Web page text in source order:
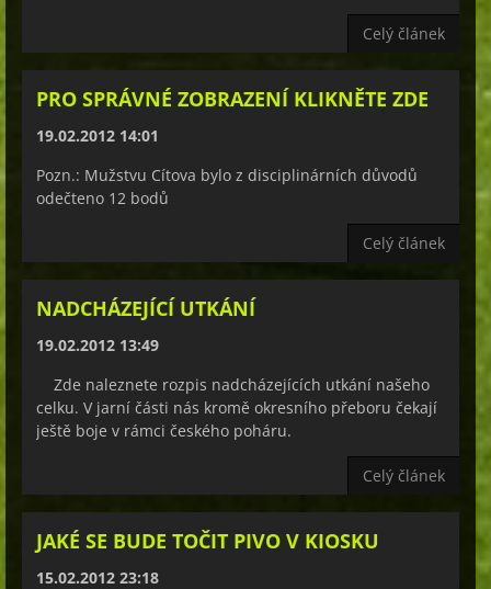
Celý článek
PRO SPRÁVNÉ ZOBRAZENÍ KLIKNĚTE ZDE
19.02.2012 14:01
Pozn.: Mužstvu Cítova bylo z disciplinárních důvodů
odečteno 12 bodů
Celý článek
NADCHÁZEJÍCÍ UTKÁNÍ
19.02.2012 13:49
Zde naleznete rozpis nadcházejících utkání našeho
celku. V jarní části nás kromě okresního přeboru čekají
ještě boje v rámci českého poháru.
Celý článek
JAKÉ SE BUDE TOČIT PIVO V KIOSKU
15.02.2012 23:18